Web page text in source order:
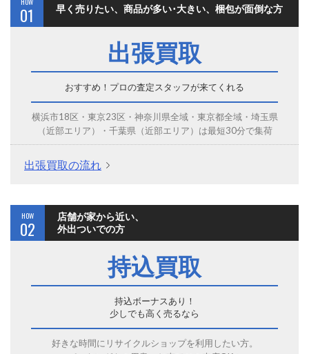
01 早く売りたい、商品が多い･大きい、梱包が面倒な方
出張買取
おすすめ！プロの査定スタッフが来てくれる
横浜市18区・東京23区・神奈川県全域・東京都全域・埼玉県
（近部エリア）・千葉県（近部エリア）は最短30分で集荷
出張買取の流れ
HOW
02
店舗が家から近い、
外出ついでの方
持込買取
持込ボーナスあり！
少しでも高く売るなら
好きな時間にリサイクルショップを利用したい方。